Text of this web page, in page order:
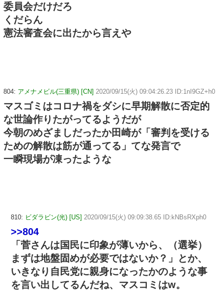
委員会だけだろ
くだらん
憲法審査会に出たから言えや
804: アメナメビル(三重県) [CN] 2020/09/15(火) 09:04:26.23 ID:1nI9GZ+h0
マスゴミはコロナ禍をダシに早期解散に否定的
な世論作りたがってるようだが
今朝のめざましだったか田崎が「審判を受ける
ための解散は筋が通ってる」てな発言で
一瞬現場が凍ったような
810: ビダラビン(光) [US] 2020/09/15(火) 09:09:38.65 ID:kNBsRXph0
>>804
「菅さんは国民に印象が薄いから、（選挙）
まずは地盤固めが必要ではないか？」とか、
いきなり自民党に親身になったかのような事
を言い出してるんだね、マスコミはw。